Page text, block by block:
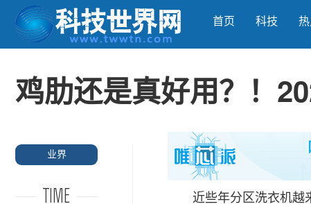
首页 科技
鸡肋还是真好用？！
业界
TIME
近些年分区洗衣机越来